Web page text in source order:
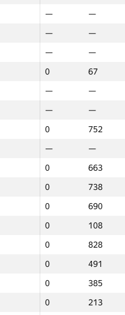
—
—
—
—
—
—
0
67
—
—
—
—
0
752
—
—
0
663
0
738
0
690
0
108
0
828
0
491
0
385
0
213
—
—
—
—
—
—
0
67
—
—
—
—
0
752
—
—
0
663
0
738
0
690
0
108
0
828
0
491
0
385
0
213